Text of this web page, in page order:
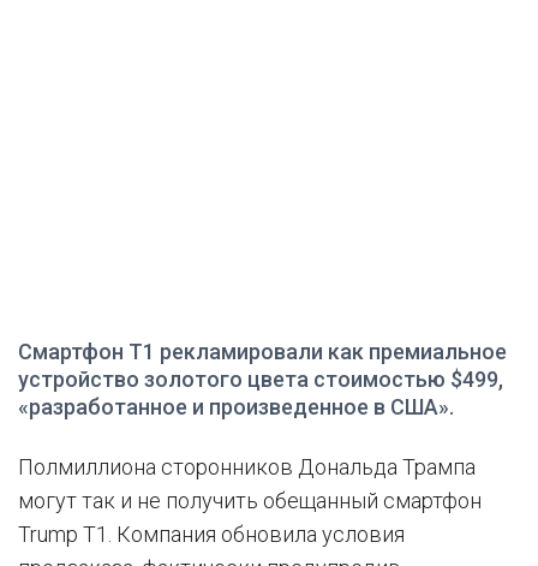
Смартфон T1 рекламировали как премиальное
устройство золотого цвета стоимостью $499,
«разработанное и произведенное в США».
Полмиллиона сторонников Дональда Трампа
могут так и не получить обещанный смартфон
Trump T1. Компания обновила условия